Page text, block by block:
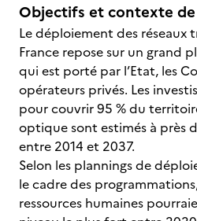
Objectifs et contexte
Le déploiement des réseaux
France repose sur un grand
qui est porté par l’Etat, les
opérateurs privés. Les
pour couvrir 95 % du
optique sont estimés à près
entre 2014 et 2037.
Selon les plannings de
le cadre des
ressources humaines